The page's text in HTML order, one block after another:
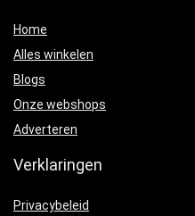
Home
Alles winkelen
Blogs
Onze webshops
Adverteren
Verklaringen
Privacybeleid